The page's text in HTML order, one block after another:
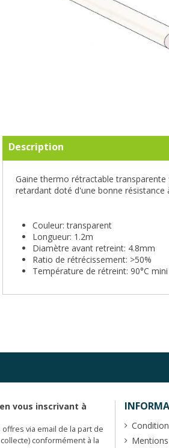
Description
Gaine thermo rétractable
retardant doté d'une bonne résistance
Couleur: transparent
Longueur: 1.2m
Diamètre avant retreint: 4.8mm
Ratio de rétrécissement: >50%
Température de rétreint: 90°C mini
vous inscrivant à
via email de la part de
conformément à la